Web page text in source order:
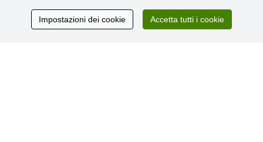
Recensioni
Impostazioni dei cookie Accetta tutti i cookie